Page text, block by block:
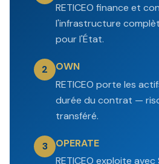
RETICEO finance et
l'infrastructure
pour l'État.
2
OWN
RETICEO porte les
durée du contrat —
transféré.
3
OPERATE
RETICEO exploite